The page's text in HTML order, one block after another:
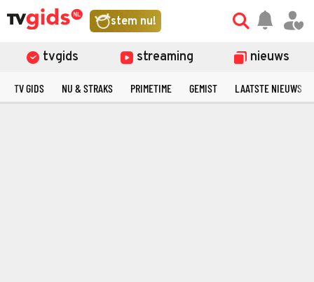
stem nu!
tvgids streaming nieuws
TV GIDS NU & STRAKS PRIMETIME GEMIST LAATSTE NIEUWS